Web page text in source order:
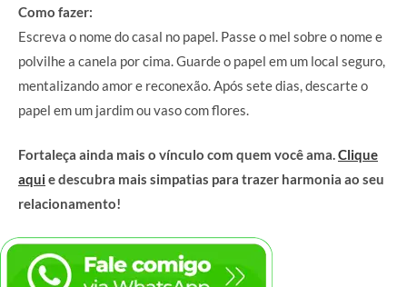
Como fazer:
Escreva o nome do casal no papel. Passe o mel sobre o nome e
polvilhe a canela por cima. Guarde o papel em um local seguro,
mentalizando amor e reconexão. Após sete dias, descarte o
papel em um jardim ou vaso com flores.
Fortaleça ainda mais o vínculo com quem você ama.Clique
aqui e descubra mais simpatias para trazer harmonia ao seu
relacionamento!